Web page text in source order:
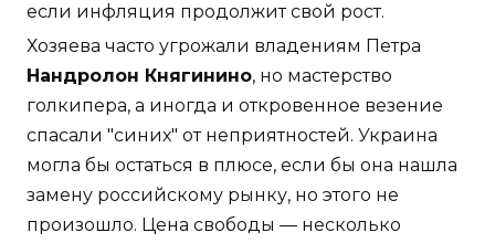
если инфляция продолжит свой рост.
Хозяева часто угрожали владениям Петра
Нандролон Княгинино, но мастерство
голкипера, а иногда и откровенное везение
спасали "синих" от неприятностей. Украина
могла бы остаться в плюсе, если бы она нашла
замену российскому рынку, но этого не
произошло. Цена свободы — несколько